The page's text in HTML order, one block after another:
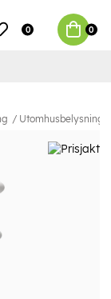
0 0
Utomhusbelysning